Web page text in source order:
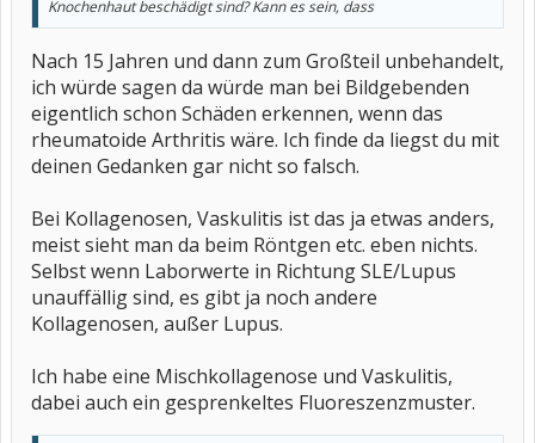
Knochenhaut beschädigt sind? Kann es sein, dass
Nach 15 Jahren und dann zum Großteil unbehandelt,
ich würde sagen da würde man bei Bildgebenden
eigentlich schon Schäden erkennen, wenn das
rheumatoide Arthritis wäre. Ich finde da liegst du mit
deinen Gedanken gar nicht so falsch.
Bei Kollagenosen, Vaskulitis ist das ja etwas anders,
meist sieht man da beim Röntgen etc. eben nichts.
Selbst wenn Laborwerte in Richtung SLE/Lupus
unauffällig sind, es gibt ja noch andere
Kollagenosen, außer Lupus.
Ich habe eine Mischkollagenose und Vaskulitis,
dabei auch ein gesprenkeltes Fluoreszenzmuster.